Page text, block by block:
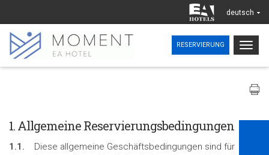
deutsch
RESERVIERUNG
1. Allgemeine Reservierungsbedingungen
1.1. Diese allgemeine Geschäftsbedingungen sind für